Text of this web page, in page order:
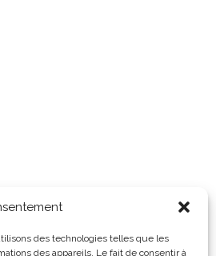
des technologies telles que les
des appareils. Le fait de consentir à